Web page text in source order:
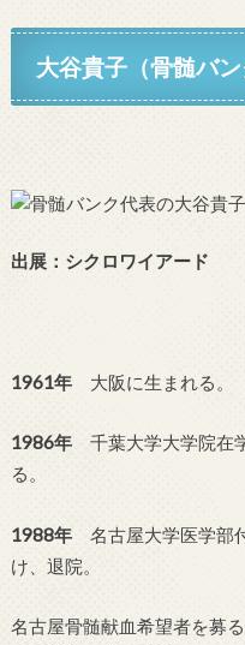
大谷貴子 （骨髄バ
出展：シクロワイアード
1961年大阪に生まれる。
1986年千葉大学大学院在
る。
1988年名古屋大学医学部
け、退院。
名古屋骨髄献血希望者を募